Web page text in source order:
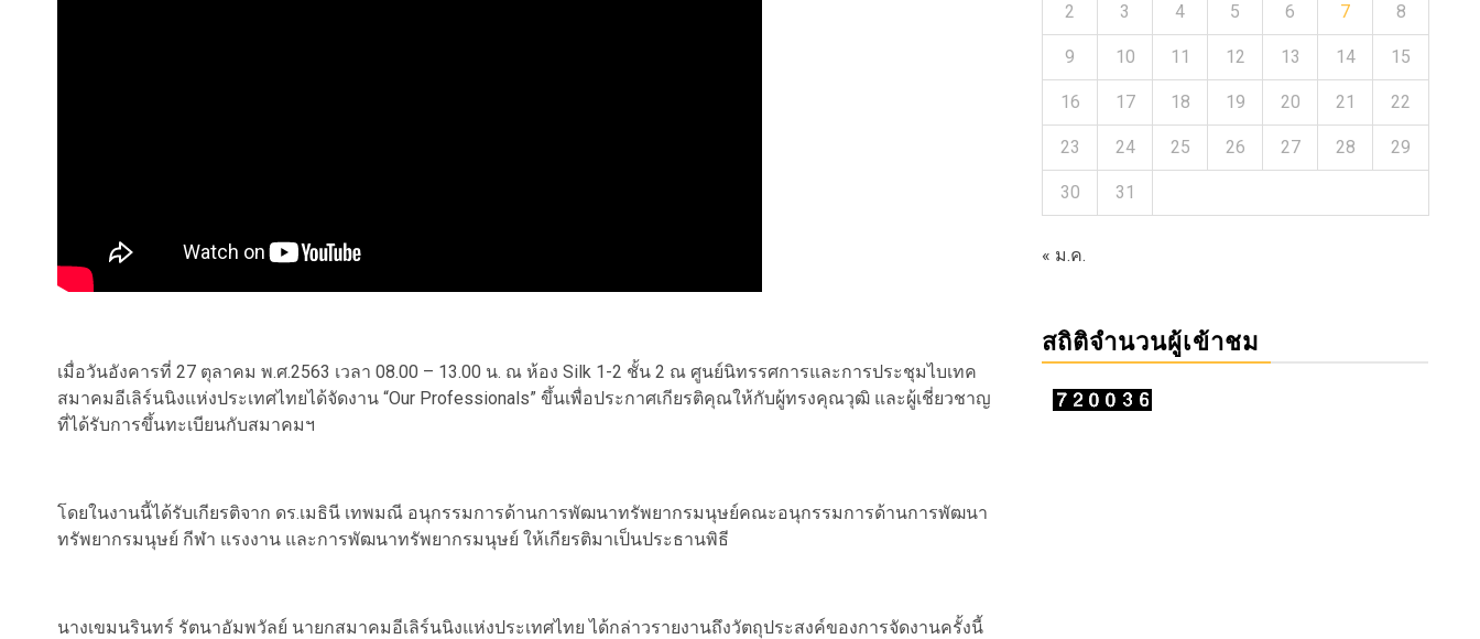
เมื่อวันอังคารที่ 27 ตุลาคม พ.ศ.2563 เวลา 08.00 – 13.00 น. ณ ห้อง Silk 1-2 ชั้น 2 ณ ศูนย์นิทรรศการและการประชุมไบเทค
สมาคมอีเลิร์นนิงแห่งประเทศไทยได้จัดงาน “Our Professionals” ขึ้นเพื่อประกาศเกียรติคุณให้กับผู้ทรงคุณวุฒิ และผู้เชี่ยวชาญ
ที่ได้รับการขึ้นทะเบียนกับสมาคมฯ
โดยในงานนี้ได้รับเกียรติจาก ดร.เมธินี เทพมณี อนุกรรมการด้านการพัฒนาทรัพยากรมนุษย์คณะอนุกรรมการด้านการพัฒนา
ทรัพยากรมนุษย์ กีฬา แรงงาน และการพัฒนาทรัพยากรมนุษย์ ให้เกียรติมาเป็นประธานพิธี
นางเขมนรินทร์ รัตนาอัมพวัลย์ นายกสมาคมอีเลิร์นนิงแห่งประเทศไทย ได้กล่าวรายงานถึงวัตถุประสงค์ของการจัดงานครั้งนี้
2 3 4 5 6 7 8
9 10 11 12 13 14 15
16 17 18 19 20 21 22
23 24 25 26 27 28 29
30 31
« ม.ค.
สถิติจำนวนผู้เข้าชม